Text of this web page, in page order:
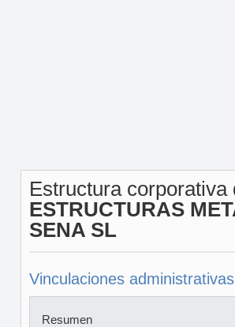
Estructura corporativa
ESTRUCTURAS
SENA SL
Vinculaciones administrativas
Resumen